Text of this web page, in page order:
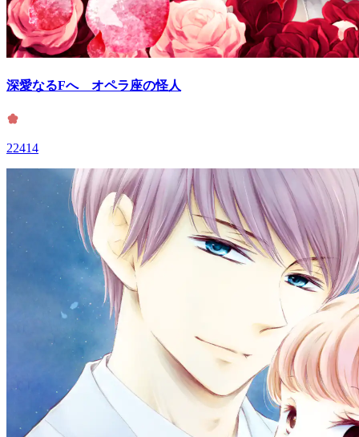
深愛なるFへ オペラ座の怪人
22414